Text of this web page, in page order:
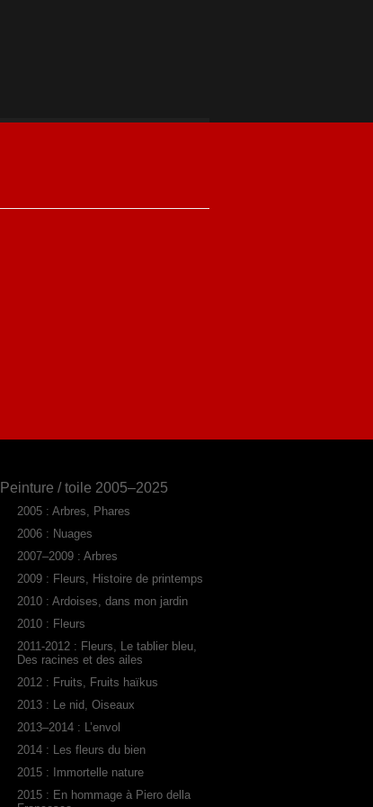
Peinture / toile 2005–2025
2005 : Arbres, Phares
2006 : Nuages
2007–2009 : Arbres
2009 : Fleurs, Histoire de printemps
2010 : Ardoises, dans mon jardin
2010 : Fleurs
2011-2012 : Fleurs, Le tablier bleu,
Des racines et des ailes
2012 : Fruits, Fruits haïkus
2013 : Le nid, Oiseaux
2013–2014 : L’envol
2014 : Les fleurs du bien
2015 : Immortelle nature
2015 : En hommage à Piero della